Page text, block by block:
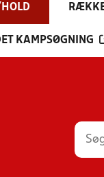
KAMPSØGNING